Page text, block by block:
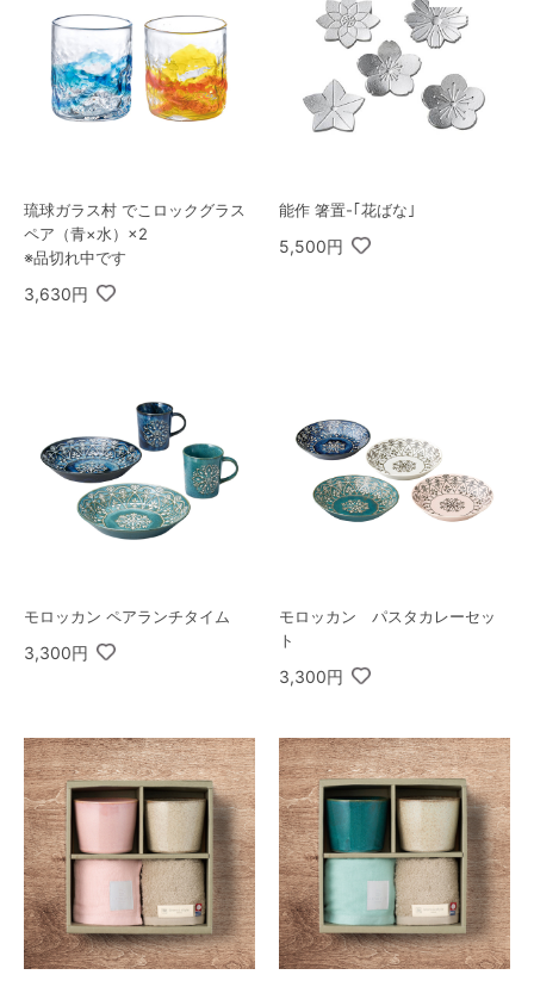
琉球ガラス村 でこロックグラス
ペア（青×水）×2
※品切れ中です
3,630円
能作 箸置-｢花ばな｣
5,500円
モロッカン ペアランチタイム
3,300円
モロッカン パスタカレーセッ
ト
3,300円